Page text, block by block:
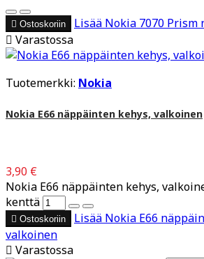
 Ostoskoriin Lisää Nokia 7070 Prism
 Varastossa
Tuotemerkki: Nokia
Nokia E66 näppäinten kehys, valkoinen
3,90 €
Nokia E66 näppäinten kehys,
kenttä
 Ostoskoriin Lisää Nokia E66
valkoinen
 Varastossa